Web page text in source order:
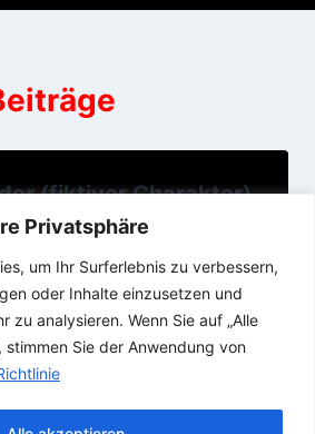
Privatsphäre
um Ihr Surferlebnis zu verbessern,
oder Inhalte einzusetzen und
zu analysieren. Wenn Sie auf „Alle
Sie der Anwendung von
(fiktiver Charakter)